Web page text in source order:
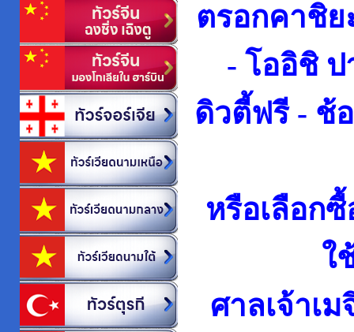
ตรอกคาชิย
- โออิชิ ป
ดิวตี้ฟรี - ช้
หรือเลือก
ใ
ศาลเจ้าเ